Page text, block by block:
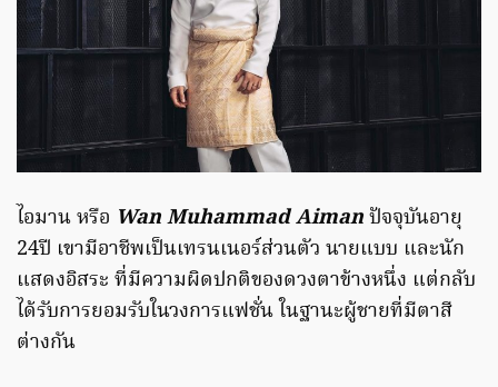
ไอมาน หรือ Wan Muhammad Aimanปัจจุบันอายุ
24ปี เขามีอาชีพเป็นเทรนเนอร์ส่วนตัว นายแบบ และนัก
แสดงอิสระ ที่มีความผิดปกติของดวงตาข้างหนึ่ง แต่กลับ
ได้รับการยอมรับในวงการแฟชั่น ในฐานะผู้ชายที่มีตาสี
ต่างกัน